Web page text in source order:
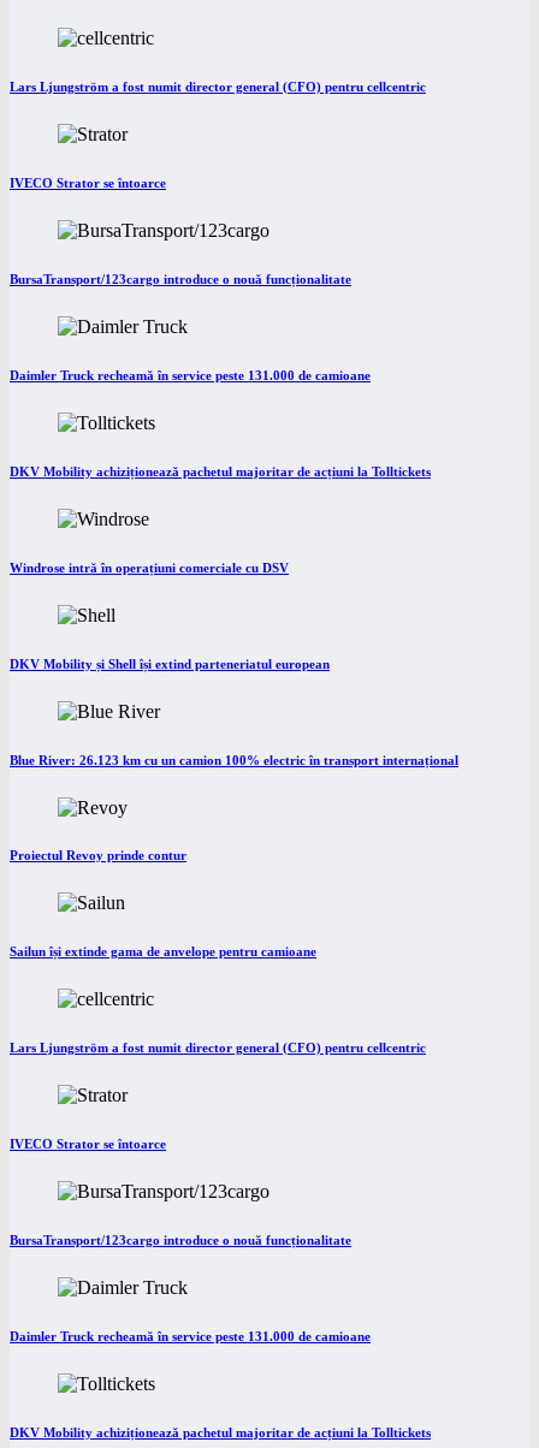
Lars Ljungström a fost numit director general (CFO) pentru cellcentric
IVECO Strator se întoarce
BursaTransport/123cargo introduce o nouă funcționalitate
Daimler Truck recheamă în service peste 131.000 de camioane
DKV Mobility achiziționează pachetul majoritar de acțiuni la Tolltickets
Windrose intră în operațiuni comerciale cu DSV
DKV Mobility și Shell își extind parteneriatul european
Blue River: 26.123 km cu un camion 100% electric în transport internațional
Proiectul Revoy prinde contur
Sailun își extinde gama de anvelope pentru camioane
Lars Ljungström a fost numit director general (CFO) pentru cellcentric
IVECO Strator se întoarce
BursaTransport/123cargo introduce o nouă funcționalitate
Daimler Truck recheamă în service peste 131.000 de camioane
DKV Mobility achiziționează pachetul majoritar de acțiuni la Tolltickets